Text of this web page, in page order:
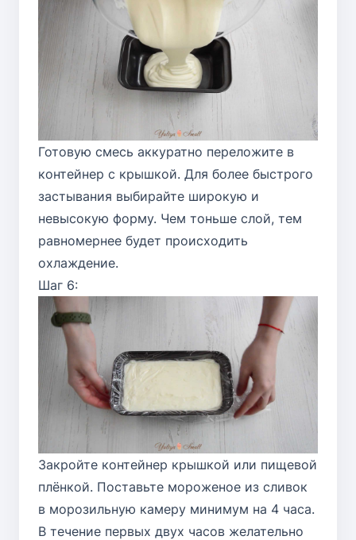
Готовую смесь аккуратно переложите в
контейнер с крышкой. Для более быстрого
застывания выбирайте широкую и
невысокую форму. Чем тоньше слой, тем
равномернее будет происходить
охлаждение.
Шаг 6:
Закройте контейнер крышкой или пищевой
плёнкой. Поставьте мороженое из сливок
в морозильную камеру минимум на 4 часа.
В течение первых двух часов желательно